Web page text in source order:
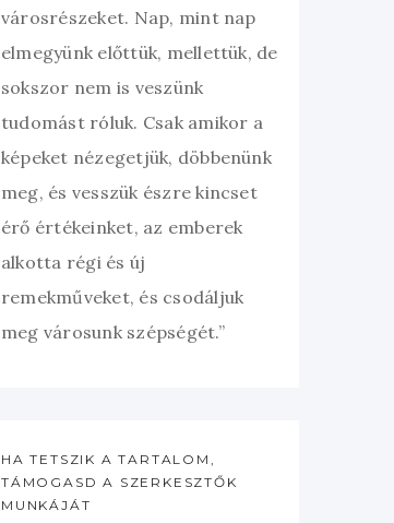
városrészeket. Nap, mint nap
elmegyünk előttük, mellettük, de
sokszor nem is veszünk
tudomást róluk. Csak amikor a
képeket nézegetjük, döbbenünk
meg, és vesszük észre kincset
érő értékeinket, az emberek
alkotta régi és új
remekműveket, és csodáljuk
meg városunk szépségét.”
HA TETSZIK A TARTALOM,
TÁMOGASD A SZERKESZTŐK
MUNKÁJÁT